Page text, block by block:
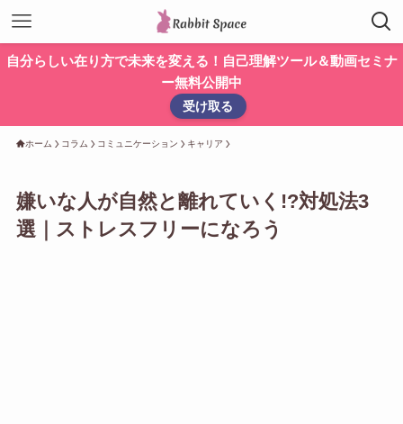
自分らしい在り方で未来を変える！自己理解ツール＆動画セミナ
ー無料公開中
受け取る
ホーム コラム コミュニケーション キャリア
嫌いな人が自然と離れていく!?対処法3
選｜ストレスフリーになろう